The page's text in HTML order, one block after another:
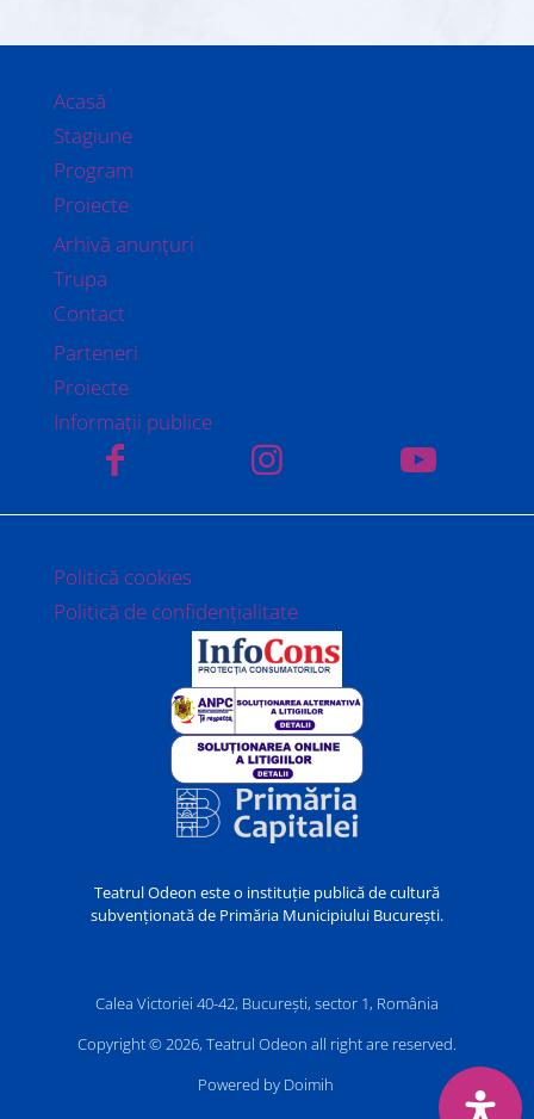
Acasă
Stagiune
Program
Proiecte
Arhivă anunțuri
Trupa
Contact
Parteneri
Proiecte
Informații publice
Politică cookies
Politică de confidențialitate
Teatrul Odeon este o instituție publică de cultură
subvenționată de Primăria Municipiului București.
Calea Victoriei 40-42, București, sector 1, România
Copyright © 2026, Teatrul Odeon all right are reserved.
Powered by Doimih